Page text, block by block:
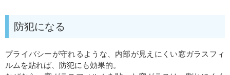
防犯になる
プライバシーが守れるような、内部が見えにくい窓ガラスフィ
ルムを貼れば、防犯にも効果的。